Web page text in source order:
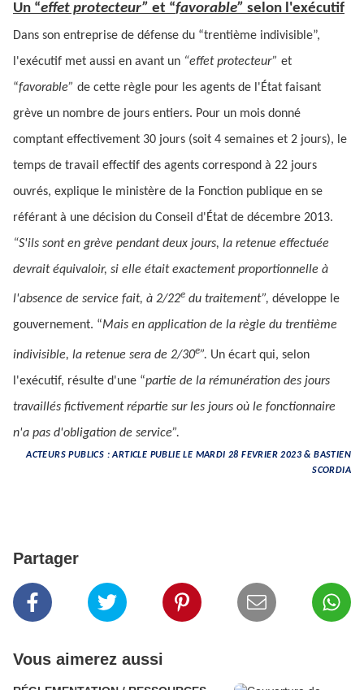
Un “effet protecteur” et “favorable” selon l'exécutif
Dans son entreprise de défense du “trentième indivisible”,
l'exécutif met aussi en avant un “effet protecteur” et
“favorable” de cette règle pour les agents de l'État faisant
grève un nombre de jours entiers. Pour un mois donné
comptant effectivement 30 jours (soit 4 semaines et 2 jours), le
temps de travail effectif des agents correspond à 22 jours
ouvrés, explique le ministère de la Fonction publique en se
référant à une décision du Conseil d'État de décembre 2013.
“S'ils sont en grève pendant deux jours, la retenue effectuée
devrait équivaloir, si elle était exactement proportionnelle à
l'absence de service fait, à 2/22e du traitement”, développe le
gouvernement. “Mais en application de la règle du trentième
indivisible, la retenue sera de 2/30e”. Un écart qui, selon
l'exécutif, résulte d'une “partie de la rémunération des jours
travaillés fictivement répartie sur les jours où le fonctionnaire
n'a pas d'obligation de service”.
ACTEURS PUBLICS : ARTICLE PUBLIE LE MARDI 28 FEVRIER 2023 & BASTIEN
SCORDIA
Partager
Vous aimerez aussi